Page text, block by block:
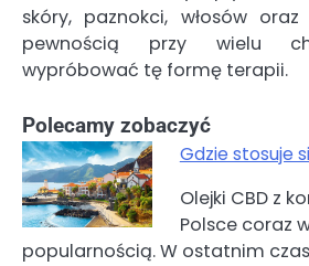
skóry, paznokci, włosów
pewnością przy wielu
wypróbować tę formę terapii.
Polecamy zobaczyć
Gdzie stosuje
Olejki CBD z
Polsce coraz
popularnością. W ostatnim
Nawigacja
wpisu